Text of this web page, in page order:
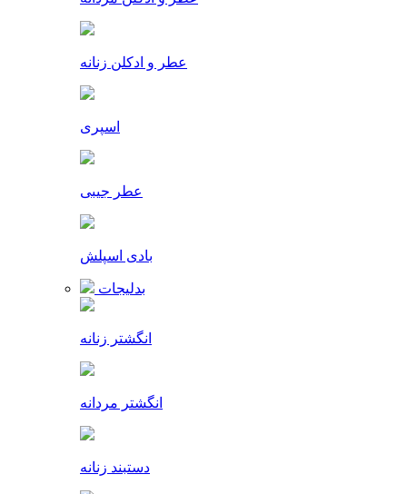
عطر و ادکلن زنانه
اسپری
عطر جیبی
بادی اسپلش
بدلیجات
انگشتر زنانه
انگشتر مردانه
دستبند زنانه